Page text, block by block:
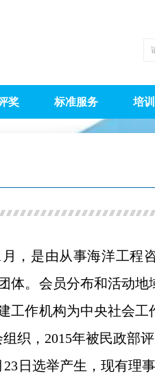
奖 标准服务 培
，是由从事海洋工程
。会员分布和活动地
工作机构为中央社会工
织，2015年被民政部
日选举产生，现有理